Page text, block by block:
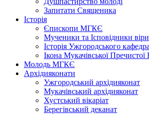
Запитати Священика
Історія
Єпископи МГКЄ
Мученики та Ісповідники віри
Історія Ужгородського
Ікона Мукачівської Пречистої
Молодь МГКЄ
Архідияконати
Ужгородський архідияконат
Мукачівський архідияконат
Хустський вікаріат
Берегівський деканат